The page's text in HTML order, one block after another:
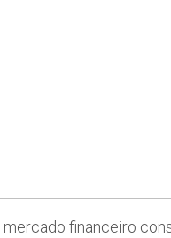
financeiro